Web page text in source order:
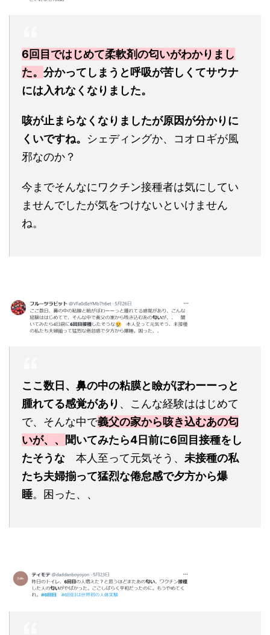
6回目ではじめて柔軟剤の匂いがわかりまし
た。 分かってしまうと呼吸が苦しくてサウナ
には入れなくなりました。
咳が止まらなくなりましたが原因が分かりに
くいですね。 シェディングか、コオロギが風
邪なのか？
今までそんなにワクチン接種者は気にしてい
ませんでしたが気をつけないといけません
ね。
ここ数日、鼻の中の粘膜と瞼がぼわーーっと
腫れてる感覚があり 、こんな経験ははじめて
で、そんな中で義父の家から咳き込むあの匂
いが、、 聞いてみたら4日前に6回目接種をし
たそうな 本人至って元気そう、 未接種の私
たち夫婦揃って猛烈な倦怠感で夕方から爆
睡。困った、、